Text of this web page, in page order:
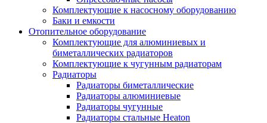
Комплектующие к насосному оборудованию
Баки и емкости
Отопительное оборудование
Комплектующие для алюминиевых и
биметаллических радиаторов
Комплектующие к чугунным радиаторам
Радиаторы
Радиаторы биметаллические
Радиаторы алюминиевые
Радиаторы чугунные
Радиаторы стальные Heaton